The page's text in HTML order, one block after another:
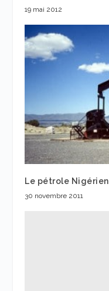
19 mai 2012
Le pétrole Nigérien
30 novembre 2011